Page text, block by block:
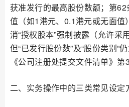
获准发行的最高股份数额；第
值（如1港元、0.1港元或无面值
消“授权股本”强制披露（允许采
但“已发行股份数”及“股份类别”
《公司注册处提交文件清单》第3
二、实务操作中的三类常见设定